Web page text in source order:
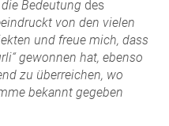
Bedeutung des
von den vielen
und freue mich, dass
gewonnen hat, ebenso
zu überreichen, wo
bekannt gegeben